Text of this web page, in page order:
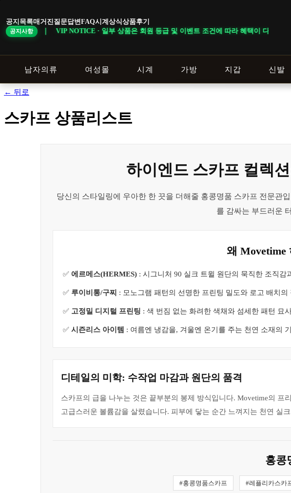
공지목록매거진 질문답변 FAQ시계상식상품후기
공지사항
NOTICE · 일부 상품은 회원 등급 및 이벤트 조건에 따라 혜택이 다르게 적용됩니다. ｜
남자의류 여성몰 시계 가방 지갑 신발
바
로
기
← 뒤로
스카프 상품리스트
하이엔드 스카프 컬렉
당신의 스타일링에 우아한 한 끗을 더해줄 홍콩명품 스카프 전문관
를 감싸는 부드러운
왜 Movetime
✅ 에르메스(HERMES) : 시그니처 90 실크 트윌 원단의 묵직한 조직
✅ 루이비통/구찌 : 모노그램 패턴의 선명한 프린팅 밀도와 로고 배치
✅ 고정밀 디지털 프린팅 : 색 번짐 없는 화려한 색채와 섬세한 패턴 묘
✅ 시즌리스 아이템 : 여름엔 냉감을, 겨울엔 온기를 주는 천연 소재의
디테일의 미학: 수작업 마감과 원단의 품격
스카프의 급을 나누는 것은 끝부분의 봉제 방식입니다. Movetime의
고급스러운 볼륨감을 살렸습니다. 피부에 닿는 순간 느껴지는 천연 실
홍콩
#홍콩명품스카프 #레플리카스카